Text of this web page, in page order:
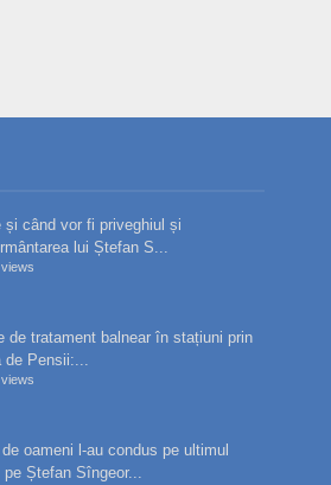
și când vor fi priveghiul și
lui Ștefan S...
de tratament balnear în stațiuni prin
de Pensii:...
oameni l-au condus pe ultimul
pe Ștefan Sîngeor...